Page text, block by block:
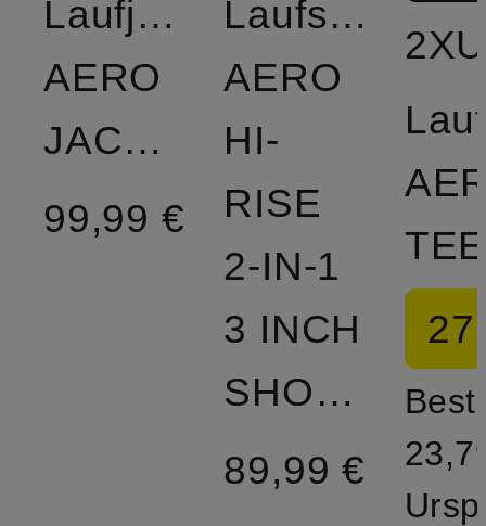
Laufjacke
AERO
JACKET
99,99 €
Laufshort
AERO
HI-
RISE
2-IN-1
3 INCH
SHORTS
89,99 €
2XU
TEE